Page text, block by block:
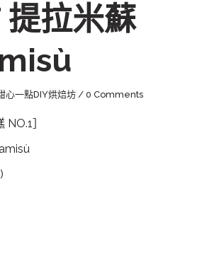
提拉米蘇
心一點DIY烘焙坊 0 Comments
NO.1］